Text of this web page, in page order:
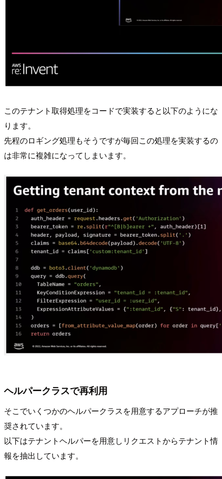
このテナント取得処理をコードで実装すると以下のようにな
ります。
先程のロギング処理もそうですが毎回この処理を実装するの
は非常に複雑になってしまいます。
ヘルパークラスで再利用
そこでいくつかのヘルパークラスを用意するアプローチが推
奨されています。
以下はテナントヘルパーを用意しリクエストからテナント情
報を抽出しています。